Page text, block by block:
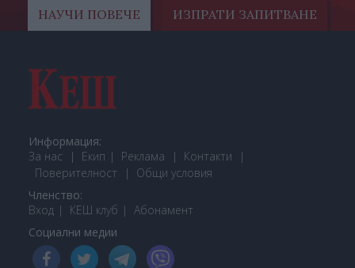
НАУЧИ ПОВЕЧЕ ИЗПРАТИ ЗАПИТВАНЕ
Информация:
За нас
Екип Реклама
Контакти
Поверителност
Общи условия
Членство:
Вход
КЕШ клуб Абонамент
Социални медии